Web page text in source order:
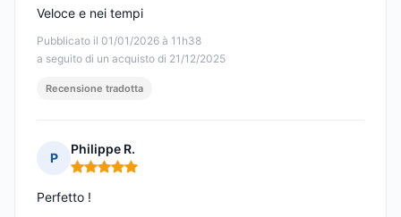
Pubblicato il 01/01/2026 à 11h38
a seguito di un acquisto di 21/12/2025
Veloce e nei tempi
Recensione tradotta
P
Philippe R.
Nota: 5 su 5
Perfetto !